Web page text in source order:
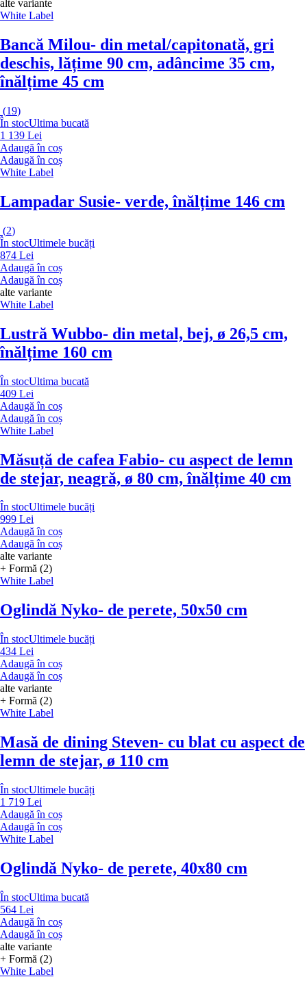
alte variante
White Label
Bancă Milou- din metal/capitonată, gri
deschis, lățime 90 cm, adâncime 35 cm,
înălțime 45 cm
(19)
În stocUltima bucată
1 139 Lei
Adaugă în coș
Adaugă în coș
White Label
Lampadar Susie- verde, înălțime 146 cm
(2)
În stocUltimele bucăți
874 Lei
Adaugă în coș
Adaugă în coș
alte variante
White Label
Lustră Wubbo- din metal, bej, ø 26,5 cm,
înălțime 160 cm
În stocUltima bucată
409 Lei
Adaugă în coș
Adaugă în coș
White Label
Măsuță de cafea Fabio- cu aspect de lemn
de stejar, neagră, ø 80 cm, înălțime 40 cm
În stocUltimele bucăți
999 Lei
Adaugă în coș
Adaugă în coș
alte variante
+ Formă (2)
White Label
Oglindă Nyko- de perete, 50x50 cm
În stocUltimele bucăți
434 Lei
Adaugă în coș
Adaugă în coș
alte variante
+ Formă (2)
White Label
Masă de dining Steven- cu blat cu aspect de
lemn de stejar, ø 110 cm
În stocUltimele bucăți
1 719 Lei
Adaugă în coș
Adaugă în coș
White Label
Oglindă Nyko- de perete, 40x80 cm
În stocUltima bucată
564 Lei
Adaugă în coș
Adaugă în coș
alte variante
+ Formă (2)
White Label